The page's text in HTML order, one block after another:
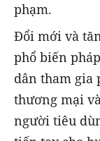
phạm.
Đổi mới và
phổ biến
dân tham gia
thương mại
người tiêu